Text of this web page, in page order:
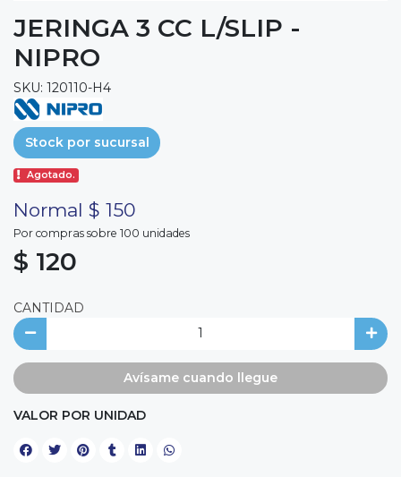
JERINGA 3 CC L/SLIP -
NIPRO
SKU: 120110-H4
Stock por sucursal
Agotado.
Normal $ 150
Por compras sobre 100 unidades
$ 120
CANTIDAD
Avísame cuando llegue
VALOR POR UNIDAD